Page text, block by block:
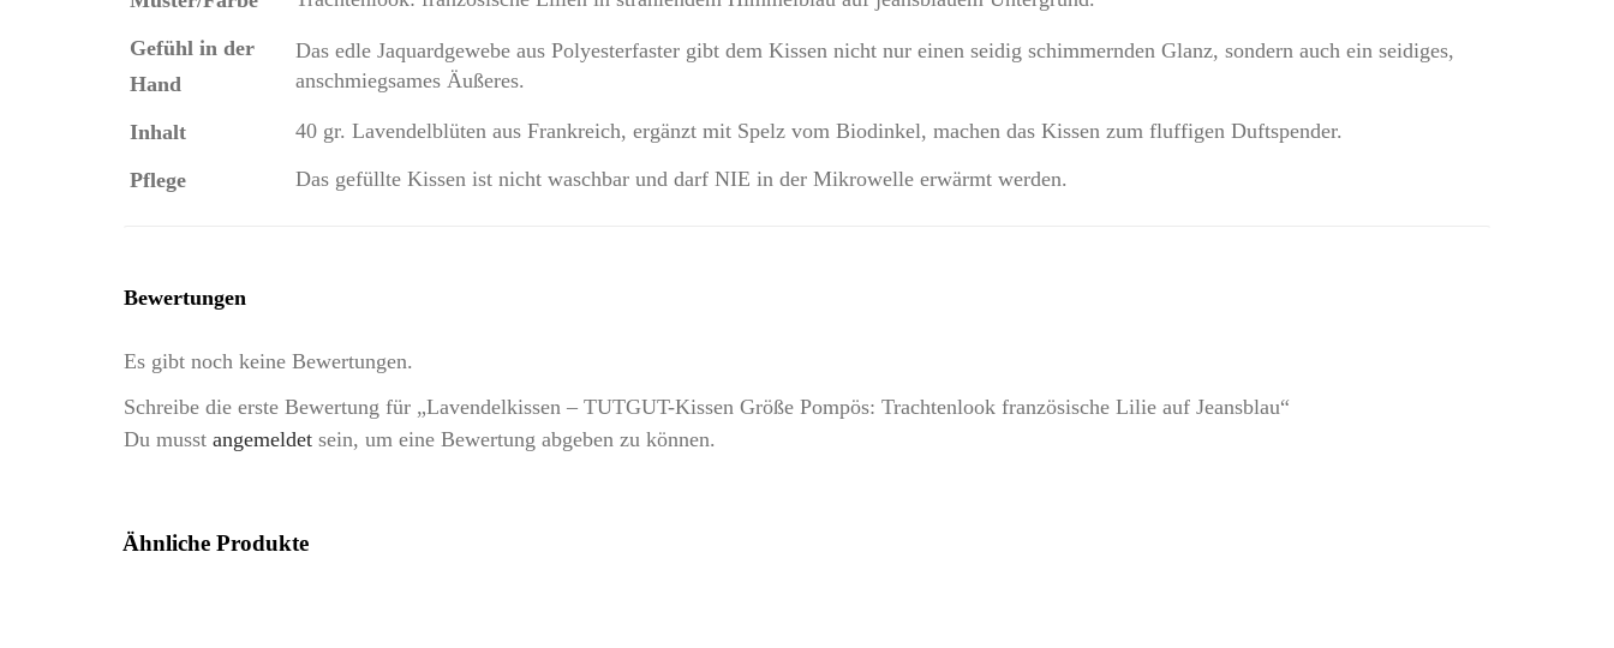
Gefühl in der
Hand
Das edle Jaquardgewebe aus Polyesterfaster gibt dem Kissen nicht nur einen seidig schimmernden Glanz, sondern auch ein seidiges,
anschmiegsames Äußeres.
Inhalt 40 gr. Lavendelblüten aus Frankreich, ergänzt mit Spelz vom Biodinkel, machen das Kissen zum fluffigen Duftspender.
Pflege Das gefüllte Kissen ist nicht waschbar und darf NIE in der Mikrowelle erwärmt werden.
Bewertungen
Es gibt noch keine Bewertungen.
Schreibe die erste Bewertung für „Lavendelkissen – TUTGUT-Kissen Größe Pompös: Trachtenlook französische Lilie auf Jeansblau“
Du musst angemeldet sein, um eine Bewertung abgeben zu können.
Ähnliche Produkte